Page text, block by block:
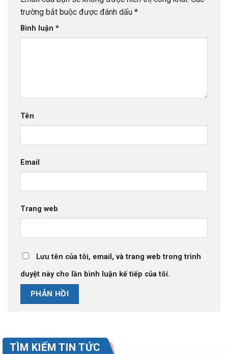
trường bắt buộc được đánh dấu *
Bình luận *
Tên
Email
Trang web
Lưu tên của tôi, email, và trang web trong trình
duyệt này cho lần bình luận kế tiếp của tôi.
TÌM KIẾM TIN TỨC